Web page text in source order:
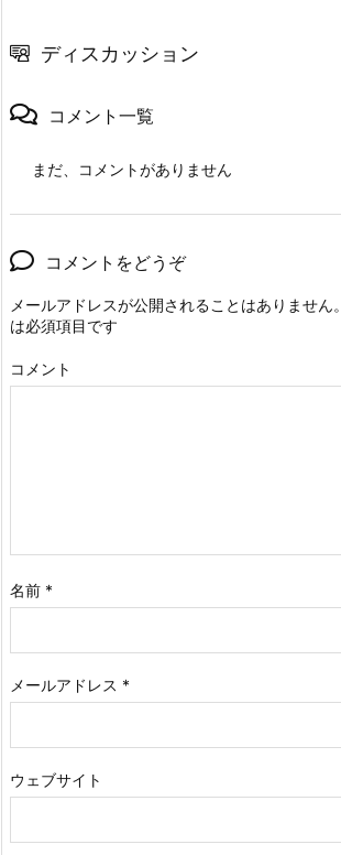
ディスカッション
コメント一覧
まだ、コメントがありません
コメントをどうぞ
メールアドレスが公開されることはありません。
は必須項目です
コメント
名前 *
メールアドレス *
ウェブサイト